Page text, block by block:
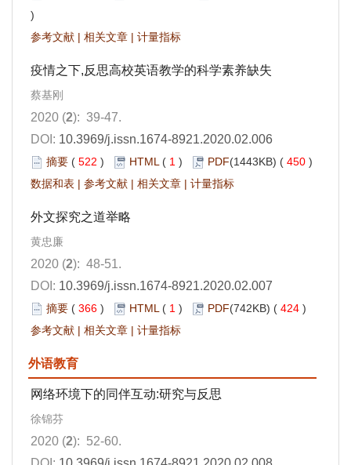
)
参考文献 | 相关文章 | 计量指标
疫情之下,反思高校英语教学的科学素养缺失
蔡基刚
2020 (2): 39-47.
DOI: 10.3969/j.issn.1674-8921.2020.02.006
摘要 ( 522 ) HTML ( 1 ) PDF(1443KB) ( 450 )
数据和表 | 参考文献 | 相关文章 | 计量指标
外文探究之道举略
黄忠廉
2020 (2): 48-51.
DOI: 10.3969/j.issn.1674-8921.2020.02.007
摘要 ( 366 ) HTML ( 1 ) PDF(742KB) ( 424 )
参考文献 | 相关文章 | 计量指标
外语教育
网络环境下的同伴互动:研究与反思
徐锦芬
2020 (2): 52-60.